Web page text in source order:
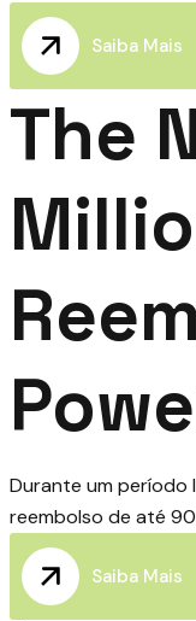
Saiba Mais
The
Durante um período
reembolso de até
Saiba Mais